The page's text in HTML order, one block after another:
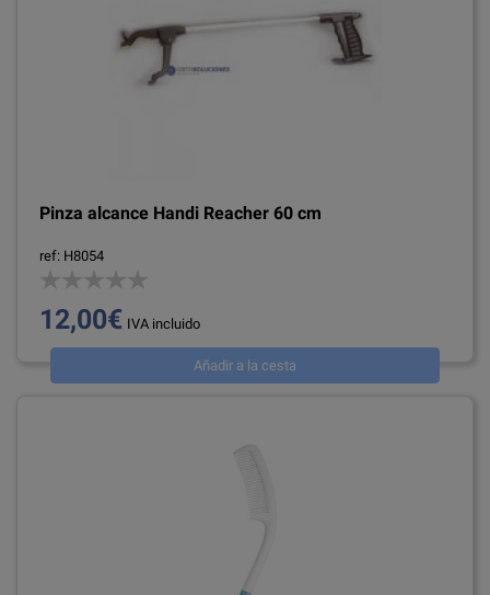
Pinza alcance Handi Reacher 60 cm
ref: H8054
12,00€ IVA incluido
Añadir a la cesta